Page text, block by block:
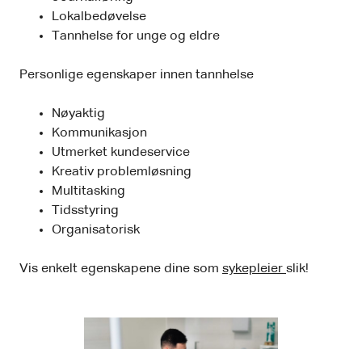
Lokalbedøvelse
Tannhelse for unge og eldre
Personlige egenskaper innen tannhelse
Nøyaktig
Kommunikasjon
Utmerket kundeservice
Kreativ problemløsning
Multitasking
Tidsstyring
Organisatorisk
Vis enkelt egenskapene dine som sykepleier slik!